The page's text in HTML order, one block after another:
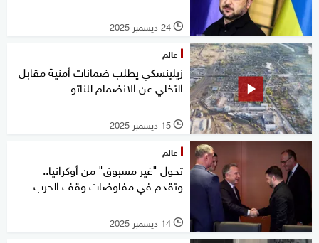
l 24 ديسمبر 2025
عالم
زيلينسكي يطلب ضمانات أمنية مقابل
التخلي عن الانضمام للناتو
l 15 ديسمبر 2025
عالم
تحول "غير مسبوق" من أوكرانيا..
وتقدم في مفاوضات وقف الحرب
l 14 ديسمبر 2025